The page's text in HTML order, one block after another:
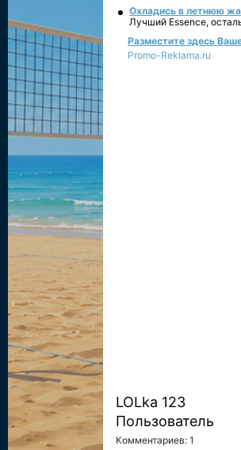
Охладись в летнюю
Лучший Essence,
Разместите здесь
Promo-Reklama.ru
LOLka 123
Пользователь
Комментариев: 1